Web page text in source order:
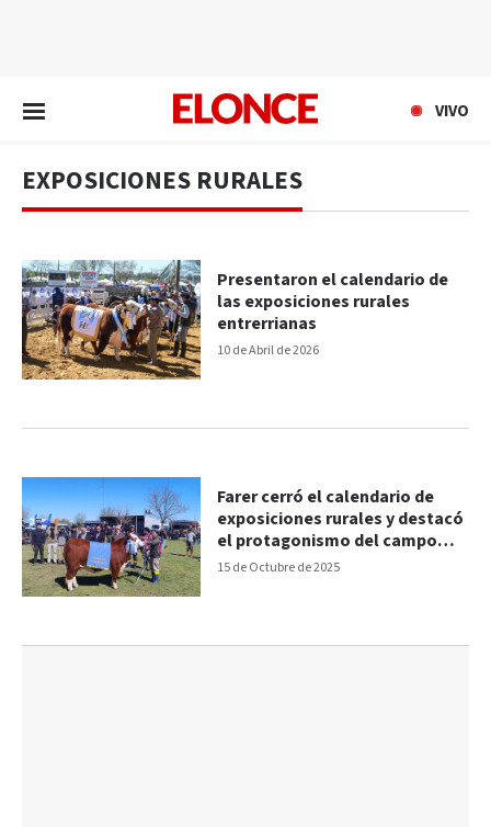
VIVO
EXPOSICIONES RURALES
10 de Abril de 2026
Presentaron el calendario de
las exposiciones rurales
entrerrianas
15 de Octubre de 2025
Farer cerró el calendario de
exposiciones rurales y destacó
el protagonismo del campo
“en el desarrollo provincial"